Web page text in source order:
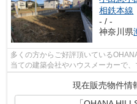
相鉄本線
- / -
神奈川県
多くの方からご好評頂いている
当ての建築会社やハウスメーカーで
現在販売物件情